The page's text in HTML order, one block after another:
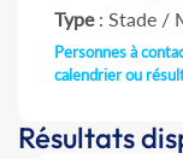
Type: Stade /
Personnes à
calendrier ou
Résultats